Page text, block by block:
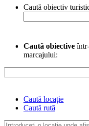
Caută obiectiv
Caută obiective
marcajului:
Caută locație
Caută rută